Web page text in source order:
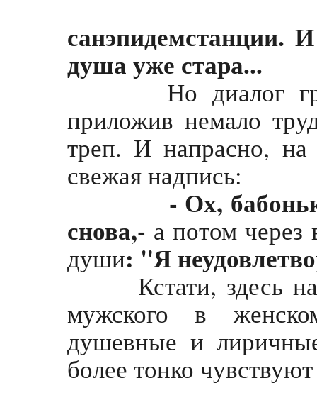
санэпидемстанции.
душа уже стара...
Но диалог
приложив немало
треп. И напрасно, на
свежая надпись:
- Ох,
снова,- а потом
души: "Я
Кстати, здесь
мужского в
душевные и
более тонко